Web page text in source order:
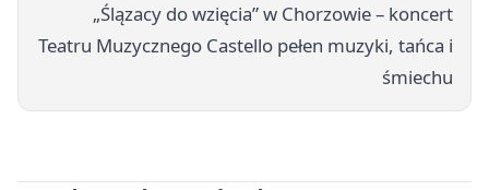
„Ślązacy do wzięcia” w Chorzowie – koncert
Teatru Muzycznego Castello pełen muzyki, tańca i
śmiechu